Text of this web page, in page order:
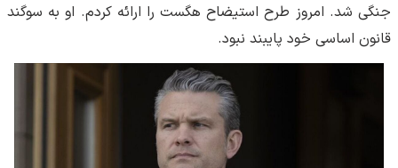
جنگی شد. امروز طرح استیضاح هگست را ارائه کردم. او به سوگند
قانون اساسی خود پایبند نبود.